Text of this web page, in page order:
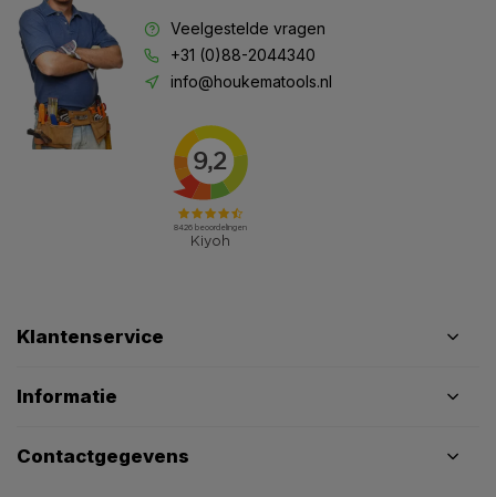
Veelgestelde vragen
+31 (0)88-2044340
info@houkematools.nl
Klantenservice
Informatie
Contactgegevens